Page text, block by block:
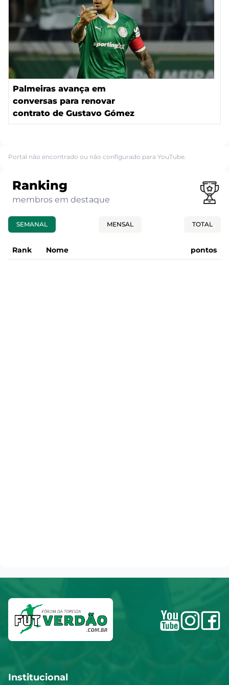
Palmeiras avança em
conversas para renovar
contrato de Gustavo Gómez
Portal não encontrado ou não configurado para YouTube.
Ranking
membros em destaque
SEMANAL MENSAL TOTAL
Rank Nome pontos
Institucional